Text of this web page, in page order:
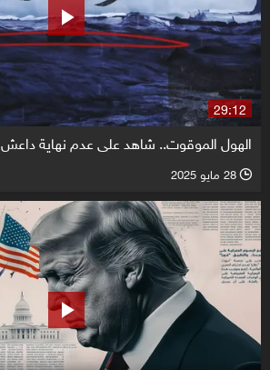
29:12
الهول الموقوت.. شاهد على عدم نهاية داعش
l 28 مايو 2025